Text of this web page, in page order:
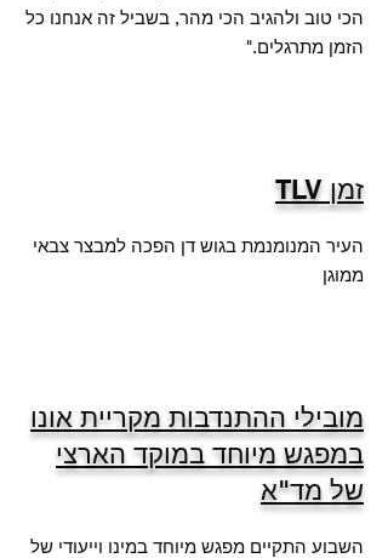
הכי טוב ולהגיב הכי מהר, בשביל זה אנחנו כל
הזמן מתרגלים."
זמן TLV
העיר המנומנמת בגוש דן הפכה למבצר צבאי
ממוגן
מובילי ההתנדבות מקריית אונו
במפגש מיוחד במוקד הארצי
של מד"א
השבוע התקיים מפגש מיוחד במינו וייעודי של